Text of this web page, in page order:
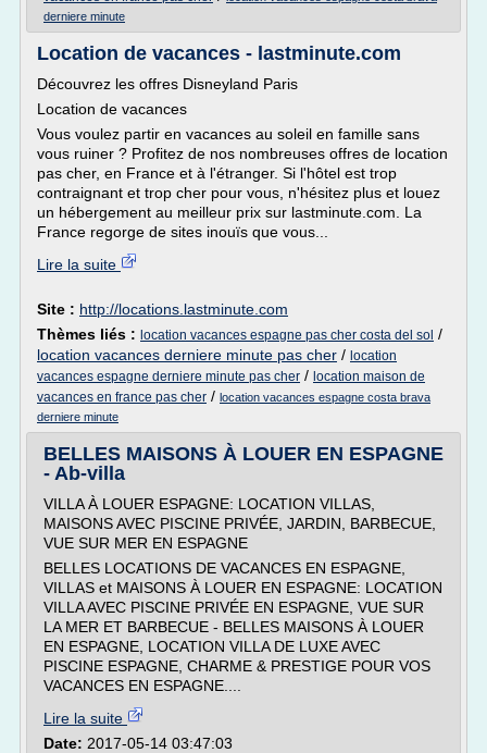
derniere minute
Location de vacances - lastminute.com
Découvrez les offres Disneyland Paris
Location de vacances
Vous voulez partir en vacances au soleil en famille sans
vous ruiner ? Profitez de nos nombreuses offres de location
pas cher, en France et à l'étranger. Si l'hôtel est trop
contraignant et trop cher pour vous, n'hésitez plus et louez
un hébergement au meilleur prix sur lastminute.com. La
France regorge de sites inouïs que vous...
Lire la suite
Site : http://locations.lastminute.com
Thèmes liés : location vacances espagne pas cher costa del sol /
location vacances derniere minute pas cher / location
vacances espagne derniere minute pas cher / location maison de
vacances en france pas cher / location vacances espagne costa brava
derniere minute
BELLES MAISONS À LOUER EN ESPAGNE
- Ab-villa
VILLA À LOUER ESPAGNE: LOCATION VILLAS,
MAISONS AVEC PISCINE PRIVÉE, JARDIN, BARBECUE,
VUE SUR MER EN ESPAGNE
BELLES LOCATIONS DE VACANCES EN ESPAGNE,
VILLAS et MAISONS À LOUER EN ESPAGNE: LOCATION
VILLA AVEC PISCINE PRIVÉE EN ESPAGNE, VUE SUR
LA MER ET BARBECUE - BELLES MAISONS À LOUER
EN ESPAGNE, LOCATION VILLA DE LUXE AVEC
PISCINE ESPAGNE, CHARME & PRESTIGE POUR VOS
VACANCES EN ESPAGNE....
Lire la suite
Date: 2017-05-14 03:47:03